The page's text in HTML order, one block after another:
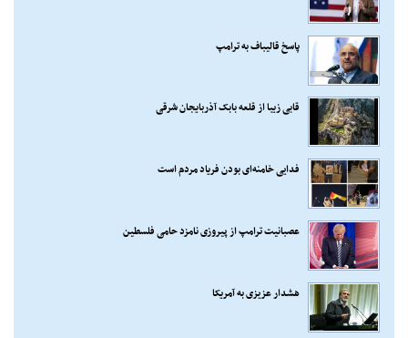
پاسخ قالیباف به ترامپ
قابی زیبا از قلعه بابک آذربایجان شرقی
فدایی خامنه‌ای بودن فریاد مردم است
عصبانیت ترامپ از پیروزی نامزد حامی فلسطین
هشدار عزیزی به آمریکا